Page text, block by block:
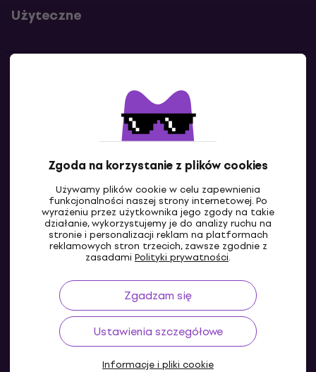
Zgoda na korzystanie z plików cookies
Używamy plików cookie w celu zapewnienia
funkcjonalności naszej strony internetowej. Po
wyrażeniu przez użytkownika jego zgody na takie
działanie, wykorzystujemy je do analizy ruchu na
stronie i personalizacji reklam na platformach
reklamowych stron trzecich, zawsze zgodnie z
zasadami Polityki prywatności.
Zgadzam się
Ustawienia szczegółowe
Informacje i pliki cookie
Użyteczne
Skontaktuj się z nami
PL